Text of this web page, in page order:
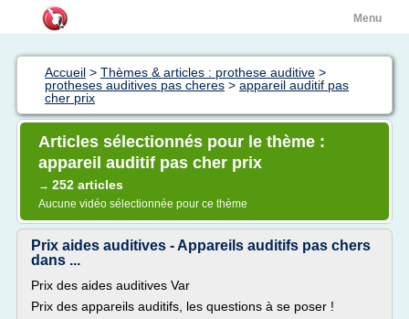
Menu
Accueil > Thèmes & articles : prothese auditive >
protheses auditives pas cheres > appareil auditif pas
cher prix
Articles sélectionnés pour le thème :
appareil auditif pas cher prix
→ 252 articles
Aucune vidéo sélectionnée pour ce thème
Prix aides auditives - Appareils auditifs pas chers
dans ...
Prix des aides auditives Var
Prix des appareils auditifs, les questions à se poser !